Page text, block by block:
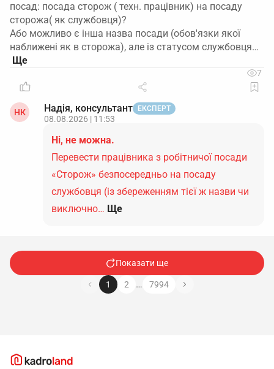
посад: посада сторож ( техн. працівник) на посаду
сторожа( як службовця)?
Або можливо є інша назва посади (обов'язки якої
наближені як в сторожа), але із статусом службовця…
7
НК Надія, консультант ЕКСПЕРТ
08.08.2026 | 11:53
Ні, не можна.
Перевести працівника з робітничої посади
«Сторож» безпосередньо на посаду
службовця (із збереженням тієї ж назви чи
виключно… Ще
Показати ще
1 2 … 7994